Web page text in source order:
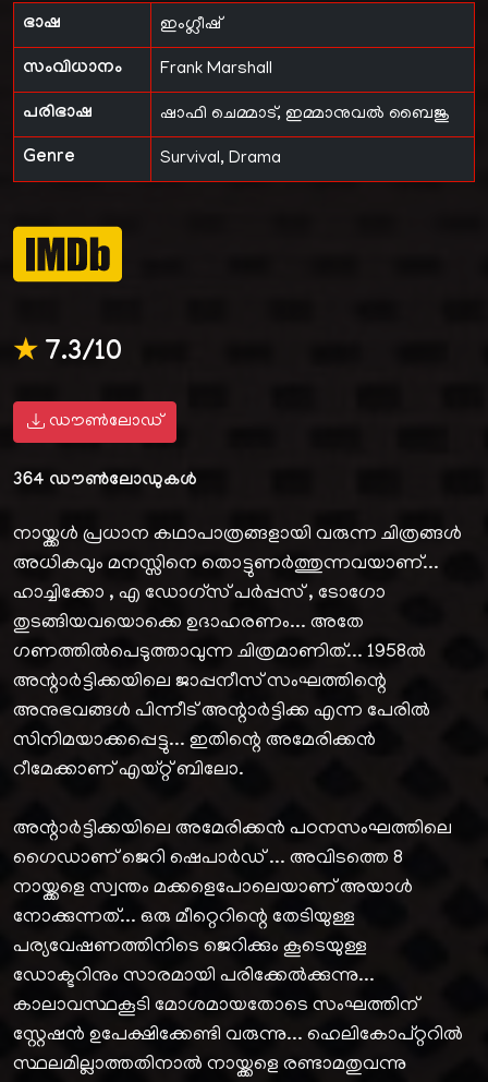
ഭാഷ ഇംഗ്ലീഷ്
സംവിധാനം Frank Marshall
പരിഭാഷ ഷാഫി ചെമ്മാട്, ഇമ്മാനുവൽ ബൈജു
Genre Survival, Drama
★7.3/10
ഡൗൺലോഡ്
364 ഡൗൺലോഡുകൾ
നായ്ക്കൾ പ്രധാന കഥാപാത്രങ്ങളായി വരുന്ന ചിത്രങ്ങൾ
അധികവും മനസ്സിനെ തൊട്ടുണർത്തുന്നവയാണ്...
ഹാച്ചിക്കോ , എ ഡോഗ്സ് പർപ്പസ് , ടോഗോ
തുടങ്ങിയവയൊക്കെ ഉദാഹരണം... അതേ
ഗണത്തിൽപെടുത്താവുന്ന ചിത്രമാണിത്... 1958ൽ
അന്റാർട്ടിക്കയിലെ ജാപ്പനീസ് സംഘത്തിന്റെ
അനുഭവങ്ങൾ പിന്നീട് അന്റാർട്ടിക്ക എന്ന പേരിൽ
സിനിമയാക്കപ്പെട്ടു... ഇതിന്റെ അമേരിക്കൻ
റീമേക്കാണ് എയ്റ്റ് ബിലോ.
അന്റാർട്ടിക്കയിലെ അമേരിക്കൻ പഠനസംഘത്തിലെ
ഗൈഡാണ് ജെറി ഷെപാർഡ് ... അവിടത്തെ 8
നായ്ക്കളെ സ്വന്തം മക്കളെപോലെയാണ് അയാൾ
നോക്കുന്നത്... ഒരു മീറ്റെറിന്റെ തേടിയുള്ള
പര്യവേഷണത്തിനിടെ ജെറിക്കും കൂടെയുള്ള
ഡോക്ടറിനും സാരമായി പരിക്കേൽക്കുന്നു...
കാലാവസ്ഥകൂടി മോശമായതോടെ സംഘത്തിന്
സ്റ്റേഷൻ ഉപേക്ഷിക്കേണ്ടി വരുന്നു... ഹെലികോപ്റ്ററിൽ
സ്ഥലമില്ലാത്തതിനാൽ നായ്ക്കളെ രണ്ടാമതുവന്നു